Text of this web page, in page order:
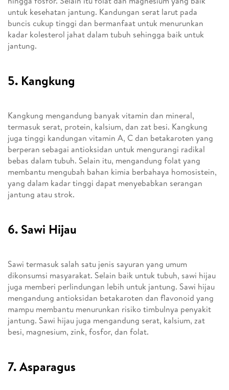
untuk kesehatan jantung. Kandungan serat larut pada
buncis cukup tinggi dan bermanfaat untuk menurunkan
kadar kolesterol jahat dalam tubuh sehingga baik untuk
jantung.
5. Kangkung
Kangkung mengandung banyak vitamin dan mineral,
termasuk serat, protein, kalsium, dan zat besi. Kangkung
juga tinggi kandungan vitamin A, C dan betakaroten yang
berperan sebagai antioksidan untuk mengurangi radikal
bebas dalam tubuh. Selain itu, mengandung folat yang
membantu mengubah bahan kimia berbahaya homosistein,
yang dalam kadar tinggi dapat menyebabkan serangan
jantung atau strok.
6. Sawi Hijau
Sawi termasuk salah satu jenis sayuran yang umum
dikonsumsi masyarakat. Selain baik untuk tubuh, sawi hijau
juga memberi perlindungan lebih untuk jantung. Sawi hijau
mengandung antioksidan betakaroten dan flavonoid yang
mampu membantu menurunkan risiko timbulnya penyakit
jantung. Sawi hijau juga mengandung serat, kalsium, zat
besi, magnesium, zink, fosfor, dan folat.
7. Asparagus